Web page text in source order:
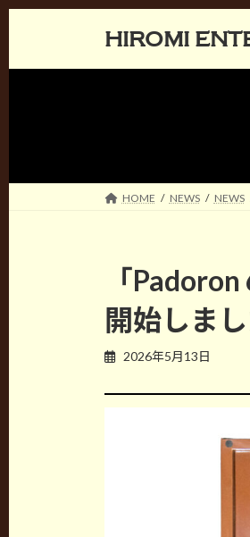
HIROMI
HOME NEWS NEWS
「
開始しまし
2026年5月13日